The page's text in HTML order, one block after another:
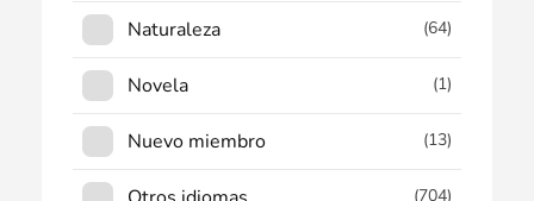
Naturaleza (64)
Novela (1)
Nuevo miembro (13)
(704)